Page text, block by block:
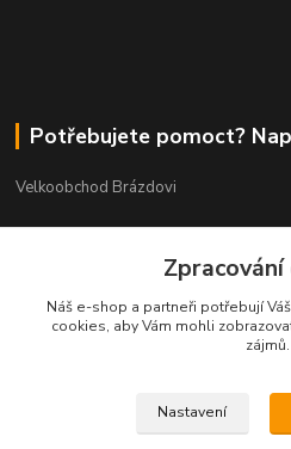
Potřebujete pomoct?
Velkoobchod Brázdovi
+420 602 565 661
brazdovi@svicky-kameny.cz
Zpracování
Náš e-shop a partneři potřebují Váš
cookies, aby Vám mohli
zájmů.
Nastavení